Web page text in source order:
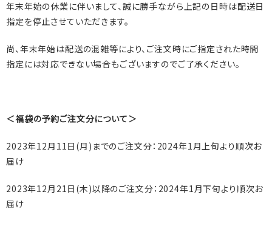
年末年始の休業に伴いまして、誠に勝手ながら上記の日時は配送日
指定を停止させていただきます。
尚、年末年始は配送の混雑等により、ご注文時にご指定された時間
指定には対応できない場合もございますのでご了承ください。
＜福袋の予約ご注文分について＞
2023年12月 11日 (月 ) までのご注文分： 2024年1月上旬より順次お
届け
2023年12月 21日 (木)以降のご注文分： 2024年1月下旬より順次お
届け